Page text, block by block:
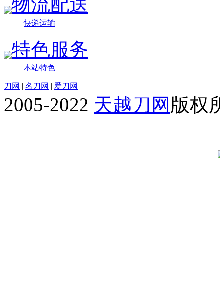
物流配送
快递运输
特色服务
本站特色
刀网 | 名刀网 | 爱刀网
2005-2022 天越刀网 版权